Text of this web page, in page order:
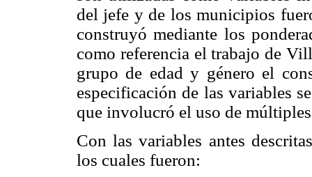
del jefe y de los municipios
construyó mediante los
como referencia el trabajo de
grupo de edad y género el
especificación de las variables
que involucró el uso de
Con las variables antes
los cuales fueron: